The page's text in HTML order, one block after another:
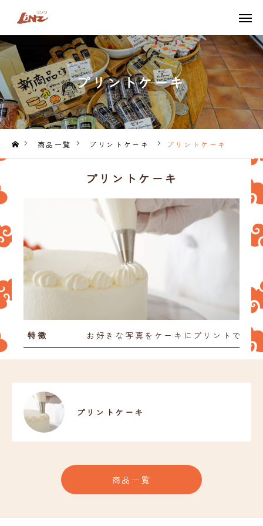
プリントケーキ
商品一覧 プリントケーキ プリントケーキ
プリントケーキ
特徴 お好きな写真をケーキにプリントでき
プリントケーキ
商品一覧
TEL LINE
ONLINE SHOP
TOP
LiNZのこだわり
アクセス
お知らせ